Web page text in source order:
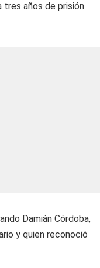
tres años de prisión
Damián Córdoba,
y quien reconoció